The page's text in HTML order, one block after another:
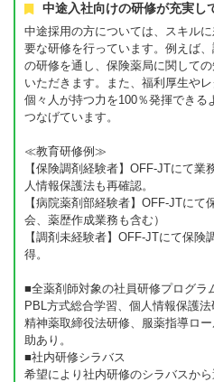
中途入社向けの研修が充実し
中途採用の方については、スキル
要な研修を行っています。例えば
の研修を通し、保険薬局に関して
いただきます。また、福利厚生や
個々人が持つ力を100％発揮できる
つなげています。
≪教育研修例≫
【保険調剤経験者】OFF-JTにて
人情報保護法も再確認。
【病院薬剤部経験者】OFF-JTに
会、薬歴作成業務も含む）
【調剤未経験者】OFF-JTにて保険
得。
■全薬剤師対象の社員研修プログラ
PBL方式総合学習、個人情報保護
精神薬取締役法研修、服薬指導ロ
助あり。
■社内研修シラバス
希望により社内研修のシラバスか